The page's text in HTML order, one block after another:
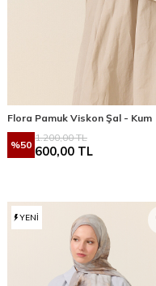
Flora Pamuk Viskon Şal - Kum
%50
1.200,00TL
600,00 TL
YENI